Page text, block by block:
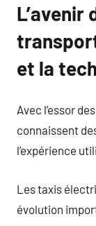
L’avenir
et la
Avec l’essor
connaissent
l’expérience
Les taxis
évolution